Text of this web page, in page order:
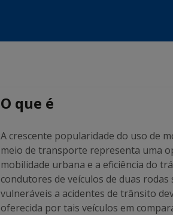
O que é
A crescente popularidade do uso de
meio de transporte representa uma
mobilidade urbana e a eficiência do
condutores de veículos de duas
vulneráveis a acidentes de trânsito
oferecida por tais veículos em